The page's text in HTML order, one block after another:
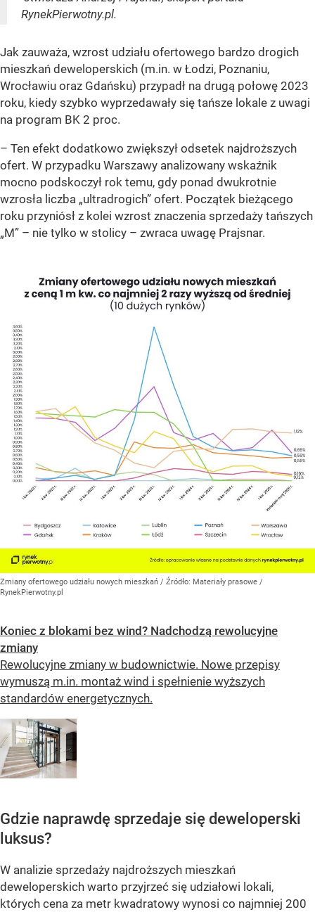
RynekPierwotny.pl.
Jak zauważa, wzrost udziału ofertowego bardzo drogich
mieszkań deweloperskich (m.in. w Łodzi, Poznaniu,
Wrocławiu oraz Gdańsku) przypadł na drugą połowę 2023
roku, kiedy szybko wyprzedawały się tańsze lokale z uwagi
na program BK 2 proc.
– Ten efekt dodatkowo zwiększył odsetek najdroższych
ofert. W przypadku Warszawy analizowany wskaźnik
mocno podskoczył rok temu, gdy ponad dwukrotnie
wzrosła liczba „ultradrogich” ofert. Początek bieżącego
roku przyniósł z kolei wzrost znaczenia sprzedaży tańszych
„M” – nie tylko w stolicy – zwraca uwagę Prajsnar.
Zmiany ofertowego udziału nowych mieszkań / Źródło: Materiały prasowe /
RynekPierwotny.pl
Koniec z blokami bez wind? Nadchodzą rewolucyjne
zmiany
Rewolucyjne zmiany w budownictwie. Nowe przepisy
wymuszą m.in. montaż wind i spełnienie wyższych
standardów energetycznych.
Gdzie naprawdę sprzedaje się deweloperski
luksus?
W analizie sprzedaży najdroższych mieszkań
deweloperskich warto przyjrzeć się udziałowi lokali,
których cena za metr kwadratowy wynosi co najmniej 200